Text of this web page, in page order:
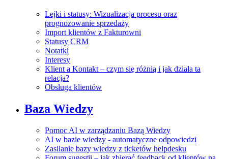
Lejki i statusy: Wizualizacja procesu oraz
prognozowanie sprzedaży
Import klientów z Fakturowni
Statusy CRM
Notatki
Interesy
Klient a Kontakt – czym się różnią i jak działa ta
relacja?
Obsługa klientów
Baza Wiedzy
Pomoc AI w zarządzaniu Bazą Wiedzy
AI w bazie wiedzy - automatyczne odpowiedzi
Zasilanie bazy wiedzy z ticketów helpdesku